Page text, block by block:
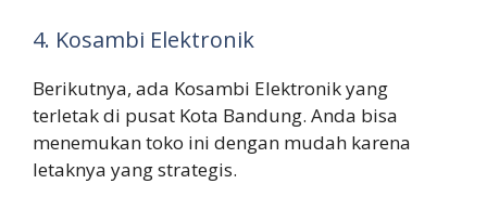
4. Kosambi Elektronik
Berikutnya, ada Kosambi Elektronik yang
terletak di pusat Kota Bandung. Anda bisa
menemukan toko ini dengan mudah karena
letaknya yang strategis.